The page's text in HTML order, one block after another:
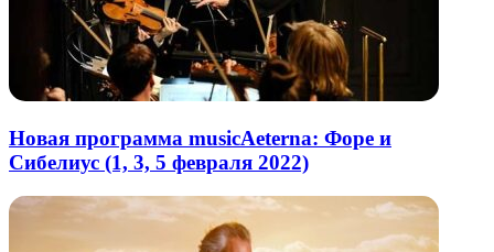
Новая программа musicAeterna: Форе и
Сибелиус (1, 3, 5 февраля 2022)